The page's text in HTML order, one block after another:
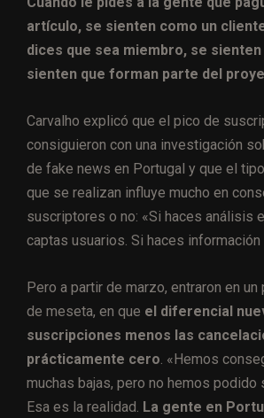
artículo, se sienten como un
dices que sea miembro, se
sienten que forman parte del
Carvalho explicó que el pico de
consiguieron con una investigación
de fake news en Portugal y que el
que se realizan influye mucho en
suscriptores o no: «Si haces análisis
captas usuarios. Si haces información
Pero a partir de marzo, entraron en
de meseta, en que el diferencial
suscripciones menos las
prácticamente cero . «Hemos
muchas bajas, pero no hemos podido
Esa es la realidad. La gente en